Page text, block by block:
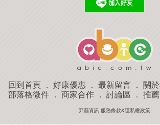
回到首頁 ． 好康優惠 ． 最新留言 ． 關
部落格微件． 商家合作． 討論區 ． 推
羿磊資訊 服務條款&隱私權政策